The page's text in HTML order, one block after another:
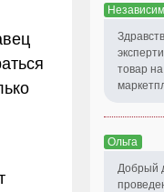
товар
Ольга
Добрый